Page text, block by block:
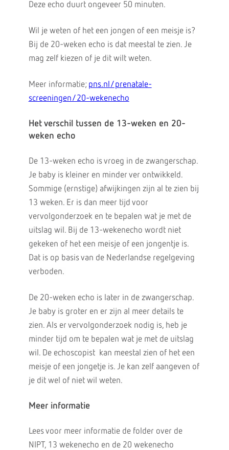
Deze echo duurt ongeveer 50 minuten.
Wil je weten of het een jongen of een meisje is?
Bij de 20-weken echo is dat meestal te zien. Je
mag zelf kiezen of je dit wilt weten.
Meer informatie; pns.nl/prenatale-
screeningen/20-wekenecho
Het verschil tussen de 13-weken en 20-
weken echo
De 13-weken echo is vroeg in de zwangerschap.
Je baby is kleiner en minder ver ontwikkeld.
Sommige (ernstige) afwijkingen zijn al te zien bij
13 weken. Er is dan meer tijd voor
vervolgonderzoek en te bepalen wat je met de
uitslag wil. Bij de 13-wekenecho wordt niet
gekeken of het een meisje of een jongentje is.
Dat is op basis van de Nederlandse regelgeving
verboden.
De 20-weken echo is later in de zwangerschap.
Je baby is groter en er zijn al meer details te
zien. Als er vervolgonderzoek nodig is, heb je
minder tijd om te bepalen wat je met de uitslag
wil. De echoscopist kan meestal zien of het een
meisje of een jongetje is. Je kan zelf aangeven of
je dit wel of niet wil weten.
Meer informatie
Lees voor meer informatie de folder over de
NIPT, 13 wekenecho en de 20 wekenecho